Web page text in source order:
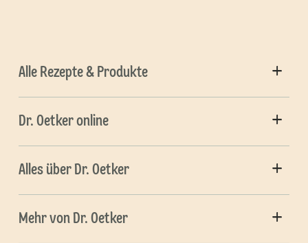
Alle Rezepte & Produkte
Dr. Oetker online
Alles über Dr. Oetker
Mehr von Dr. Oetker